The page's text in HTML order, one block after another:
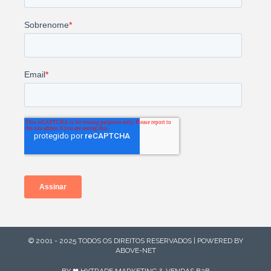
© 2001 - 2025 TODOS OS DIREITOS RESERVADOS | POWERED BY
ABOVE-NET